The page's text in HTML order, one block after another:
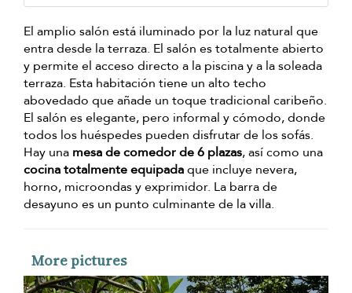
El amplio salón está iluminado por la luz natural que
entra desde la terraza. El salón es totalmente abierto
y permite el acceso directo a la piscina y a la soleada
terraza. Esta habitación tiene un alto techo
abovedado que añade un toque tradicional caribeño.
El salón es elegante, pero informal y cómodo, donde
todos los huéspedes pueden disfrutar de los sofás.
Hay una mesa de comedor de 6 plazas, así como una
cocina totalmente equipadaque incluye nevera,
horno, microondas y exprimidor. La barra de
desayuno es un punto culminante de la villa.
More pictures